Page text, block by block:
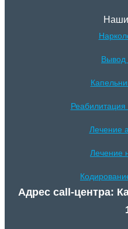
Наши
Вывод
Лечение
Лечение
Адрес call-центра: